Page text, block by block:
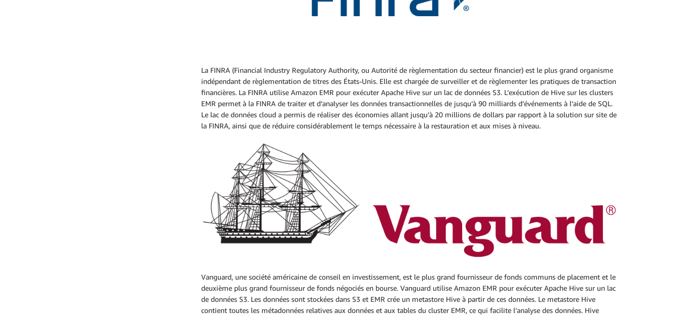
La FINRA (Financial Industry Regulatory Authority, ou Autorité de règlementation du secteur financier) est le plus grand organisme
indépendant de règlementation de titres des États-Unis. Elle est chargée de surveiller et de règlementer les pratiques de transaction
financières. La FINRA utilise Amazon EMR pour exécuter Apache Hive sur un lac de données S3. L’exécution de Hive sur les clusters
EMR permet à la FINRA de traiter et d’analyser les données transactionnelles de jusqu’à 90 milliards d’événements à l’aide de SQL.
Le lac de données cloud a permis de réaliser des économies allant jusqu’à 20 millions de dollars par rapport à la solution sur site de
la FINRA, ainsi que de réduire considérablement le temps nécessaire à la restauration et aux mises à niveau.
Vanguard, une société américaine de conseil en investissement, est le plus grand fournisseur de fonds communs de placement et le
deuxième plus grand fournisseur de fonds négociés en bourse. Vanguard utilise Amazon EMR pour exécuter Apache Hive sur un lac
de données S3. Les données sont stockées dans S3 et EMR crée un metastore Hive à partir de ces données. Le metastore Hive
contient toutes les métadonnées relatives aux données et aux tables du cluster EMR, ce qui facilite l’analyse des données. Hive